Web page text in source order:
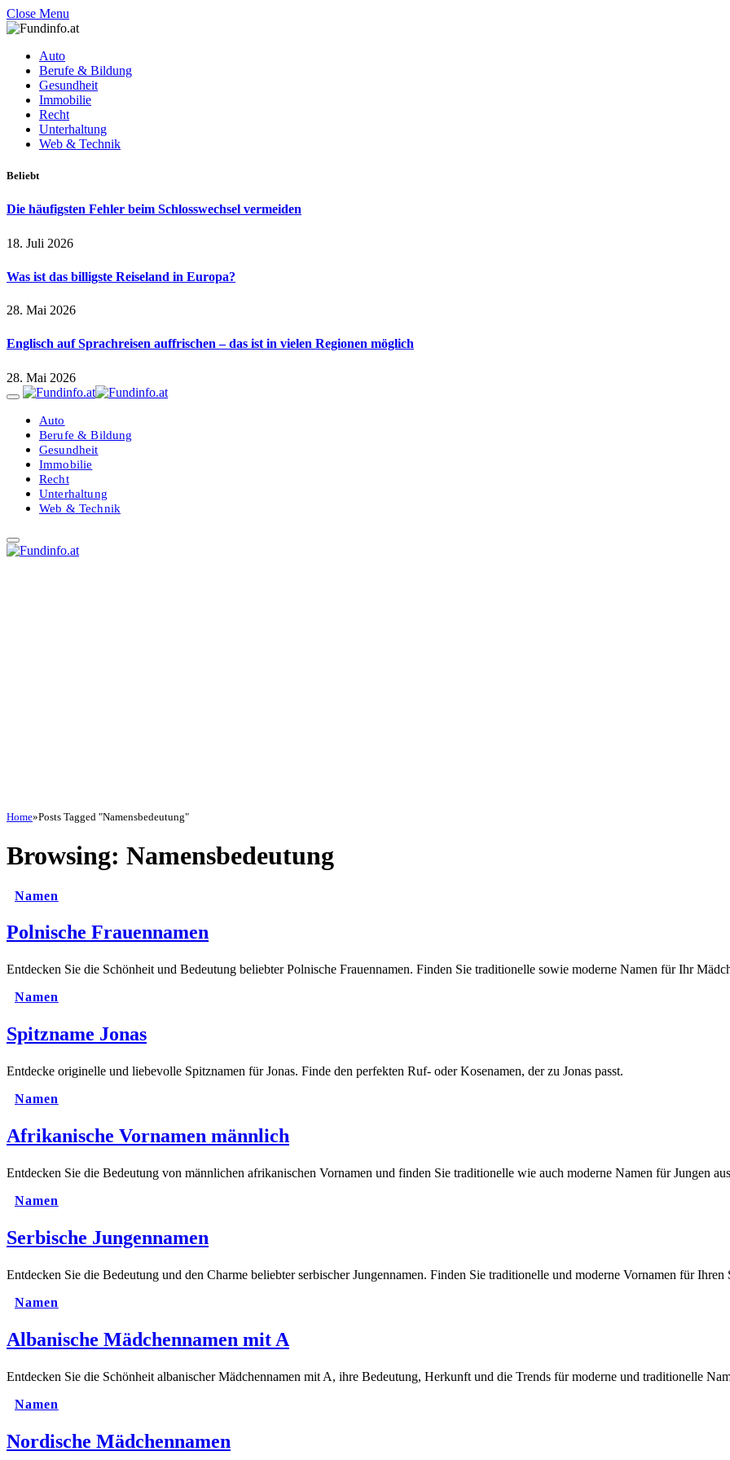
Close Menu
Auto
Berufe & Bildung
Gesundheit
Immobilie
Recht
Unterhaltung
Web & Technik
Beliebt
Die häufigsten Fehler beim Schlosswechsel vermeiden
18. Juli 2026
Was ist das billigste Reiseland in Europa?
28. Mai 2026
Englisch auf Sprachreisen auffrischen – das ist in vielen Regionen möglich
28. Mai 2026
Auto
Berufe & Bildung
Gesundheit
Immobilie
Recht
Unterhaltung
Web & Technik
Home»Posts Tagged "Namensbedeutung"
Browsing: Namensbedeutung
Namen
Polnische Frauennamen
Entdecken Sie die Schönheit und Bedeutung beliebter Polnische Frauennamen. Finden Sie traditionelle sowie moderne Namen für Ihr
Namen
Spitzname Jonas
Entdecke originelle und liebevolle Spitznamen für Jonas. Finde den perfekten Ruf- oder Kosenamen, der zu Jonas passt.
Namen
Afrikanische Vornamen männlich
Entdecken Sie die Bedeutung von männlichen afrikanischen Vornamen und finden Sie traditionelle wie auch moderne Namen für Jungen
Namen
Serbische Jungennamen
Entdecken Sie die Bedeutung und den Charme beliebter serbischer Jungennamen. Finden Sie traditionelle und moderne Vornamen für Ihren
Namen
Albanische Mädchennamen mit A
Entdecken Sie die Schönheit albanischer Mädchennamen mit A, ihre Bedeutung, Herkunft und die Trends für moderne und traditionelle
Namen
Nordische Mädchennamen